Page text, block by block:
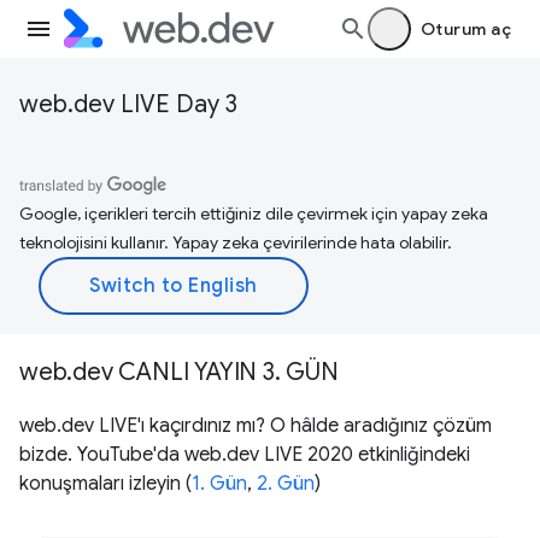
Oturum aç
web.dev LIVE Day 3
Google, içerikleri tercih ettiğiniz dile çevirmek için yapay zeka
teknolojisini kullanır. Yapay zeka çevirilerinde hata olabilir.
web.dev CANLI YAYIN 3. GÜN
web.dev LIVE'ı kaçırdınız mı? O hâlde aradığınız çözüm
bizde. YouTube'da web.dev LIVE 2020 etkinliğindeki
konuşmaları izleyin (1. Gün, 2. Gün)